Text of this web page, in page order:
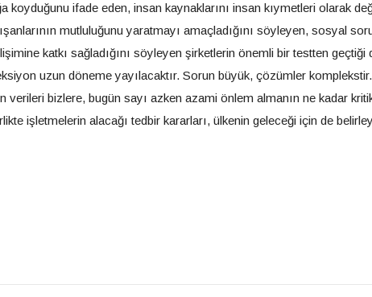
koyduğunu ifade eden, insan kaynaklarını insan kıymetleri olarak
mutluluğunu yaratmayı amaçladığını söyleyen, sosyal
katkı sağladığını söyleyen şirketlerin önemli bir testten
uzun döneme yayılacaktır. Sorun büyük, çözümler
verileri bizlere, bugün sayı azken azami önlem almanın ne kadar
işletmelerin alacağı tedbir kararları, ülkenin geleceği için de